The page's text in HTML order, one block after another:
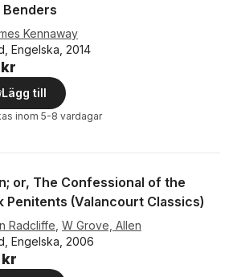
Benders
Kennaway
Engelska, 2014
Lägg till
inom 5-8 vardagar
or, The Confessional of the
Penitents (Valancourt Classics)
Radcliffe W Grove, Allen
Engelska, 2006